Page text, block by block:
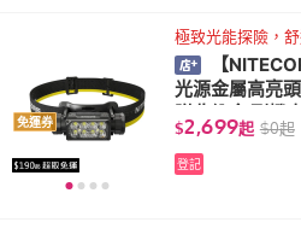
免運券
極致光能探險，
【
光源金屬高亮
附收納盒 副燈
$2,699起 $0起
登記